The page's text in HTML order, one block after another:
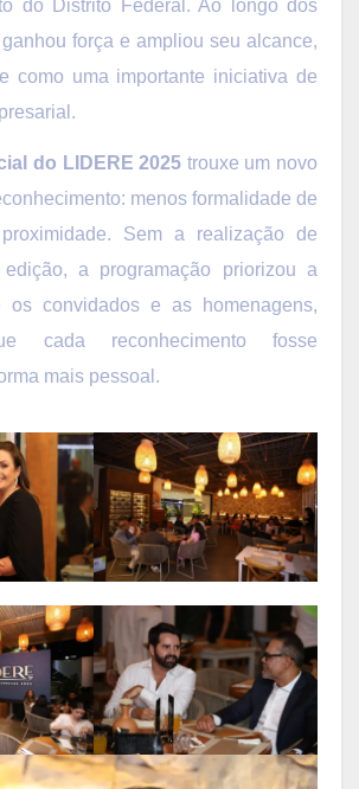
do Distrito Federal. Ao longo dos
força e ampliou seu alcance,
como uma importante iniciativa de
do LIDERE 2025 trouxe um novo
menos formalidade de
Sem a realização de
a programação priorizou a
os convidados e as homenagens,
cada reconhecimento fosse
mais pessoal.